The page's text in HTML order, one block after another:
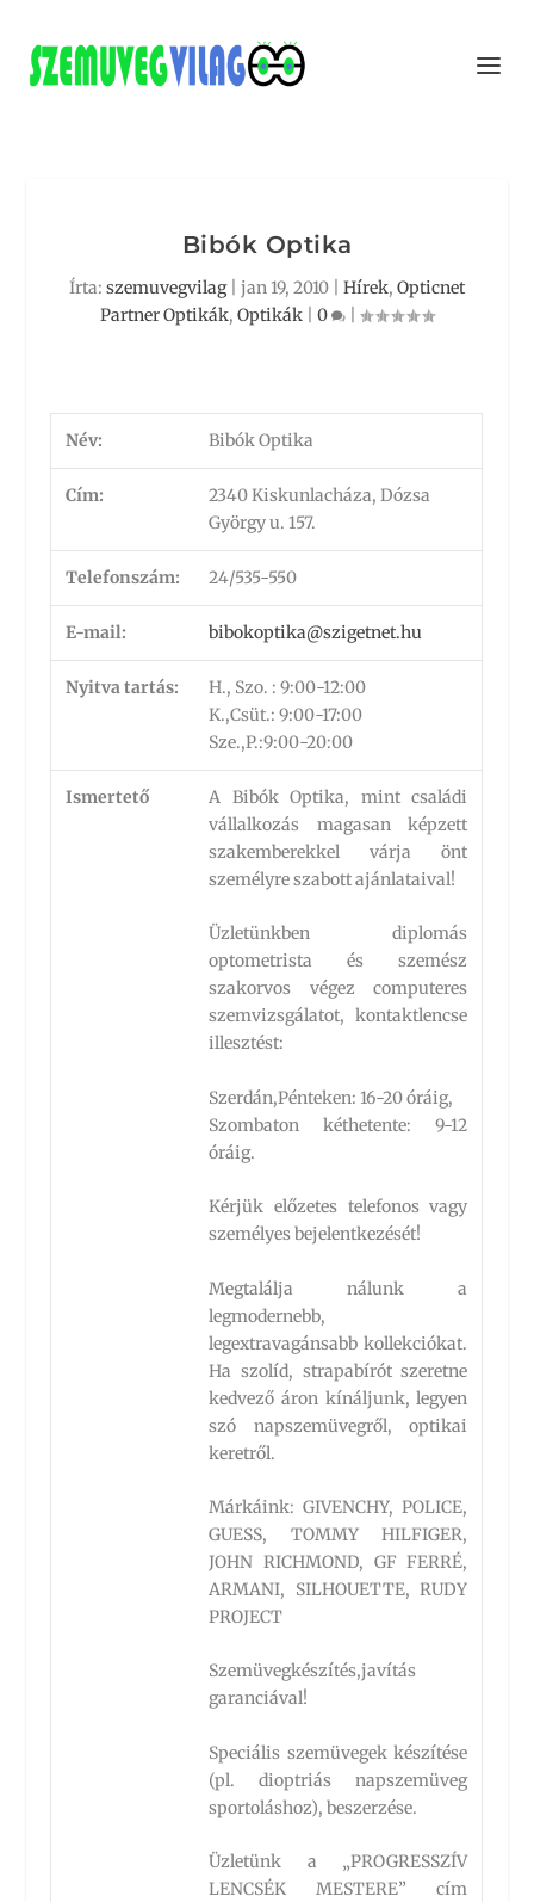
Bibók Optika
Írta: szemuvegvilag| jan 19, 2010 Hírek, Opticnet
Partner Optikák, Optikák 0
Név: Bibók Optika
Cím:
2340 Kiskunlacháza, Dózsa
György u. 157.
Telefonszám: 24/535-550
E-mail: bibokoptika@szigetnet.hu
Nyitva tartás:
H., Szo. : 9:00-12:00
K.,Csüt.: 9:00-17:00
Sze.,P.:9:00-20:00
Ismertető
A Bibók Optika, mint családi
vállalkozás magasan képzett
szakemberekkel várja önt
személyre szabott ajánlataival!
Üzletünkben diplomás
optometrista és szemész
szakorvos végez computeres
szemvizsgálatot, kontaktlencse
illesztést:
Szerdán,Pénteken: 16-20 óráig,
Szombaton kéthetente: 9-12
óráig.
Kérjük előzetes telefonos vagy
személyes bejelentkezését!
Megtalálja nálunk a
legmodernebb,
legextravagánsabb kollekciókat.
Ha szolíd, strapabírót szeretne
kedvező áron kínáljunk, legyen
szó napszemüvegről, optikai
keretről.
Márkáink: GIVENCHY, POLICE,
GUESS, TOMMY HILFIGER,
JOHN RICHMOND, GF FERRÉ,
ARMANI, SILHOUETTE, RUDY
PROJECT
Szemüvegkészítés,javítás
garanciával!
Speciális szemüvegek készítése
(pl. dioptriás napszemüveg
sportoláshoz), beszerzése.
Üzletünk a „PROGRESSZÍV
LENCSÉK MESTERE” cím